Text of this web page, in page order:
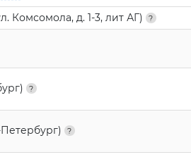
Комсомола, д. 1-3, лит АГ)